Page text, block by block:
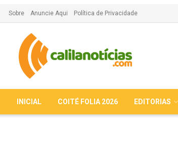
Sobre Anuncie Aqui Política de Privacidade
INICIAL COITÉ FOLIA 2026 EDITORIAS